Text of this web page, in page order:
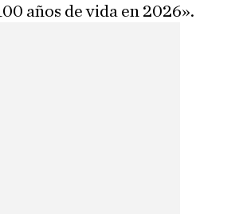
años de vida en 2026».